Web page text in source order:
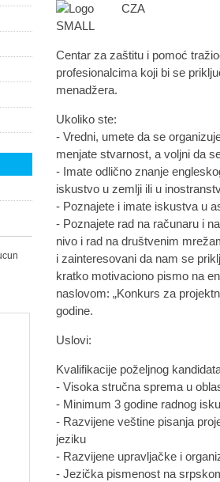
Centar za zaštitu i pomoć
profesionalcima koji bi se
menadžera.
Ukoliko ste:
- Vredni, umete da se
menjate stvarnost, a voljni da
- Imate odlično znanje
iskustvo u zemlji ili u
- Poznajete i imate iskustva u
- Poznajete rad na računaru i
nivo i rad na društvenim
i zainteresovani da nam se
kratko motivaciono pismo na
naslovom: „Konkurs za
godine.
Uslovi:
Kvalifikacije poželjnog
- Visoka stručna sprema u
- Minimum 3 godine radnog
- Razvijene veštine pisanja
jeziku
- Razvijene upravljačke i
- Jezička pismenost na